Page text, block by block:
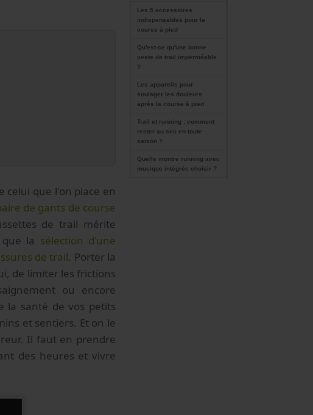
celui que l'on place en
de gants de course
de trail mérite
la sélection d'une
de trail. Porter la
de limiter les frictions
ou encore
la santé de vos petits
et sentiers. Et on le
Il faut en prendre
des heures et vivre
Les 5 accessoires
indispensables pour la
course à pied
Qu'est-ce qu'une bonne
veste de trail imperméable
?
Les appareils pour
soulager les douleurs
après la course à pied
Trail et running : comment
rester au sec en toute
saison ?
Quelle montre running avec
musique intégrée choisir ?